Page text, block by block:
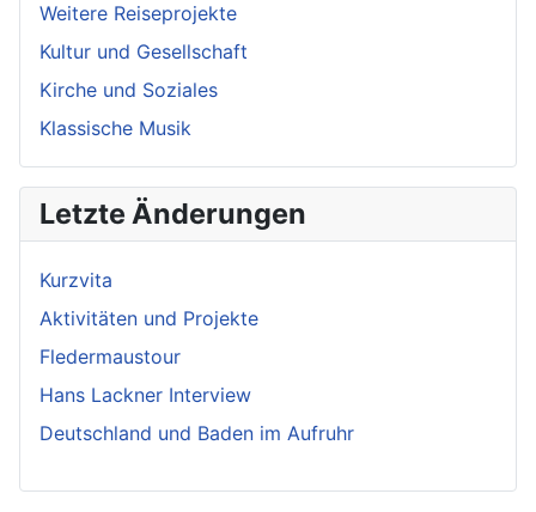
Weitere Reiseprojekte
Kultur und Gesellschaft
Kirche und Soziales
Klassische Musik
Letzte Änderungen
Kurzvita
Aktivitäten und Projekte
Fledermaustour
Hans Lackner Interview
Deutschland und Baden im Aufruhr